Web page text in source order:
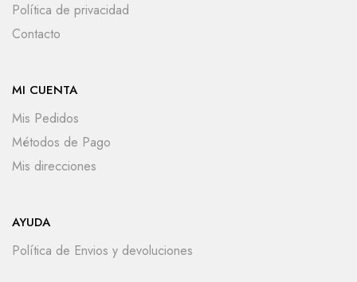
Política de privacidad
Contacto
MI CUENTA
Mis Pedidos
Métodos de Pago
Mis direcciones
AYUDA
Política de Envios y devoluciones